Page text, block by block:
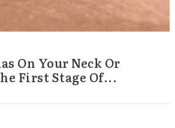
On Your Neck Or
First Stage Of...